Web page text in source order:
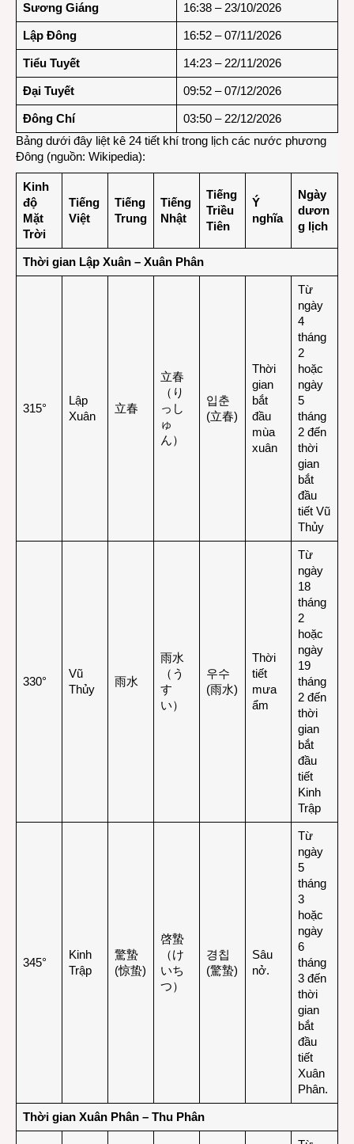
Sương Giáng 16:38 – 23/10/2026
Lập Đông 16:52 – 07/11/2026
Tiểu Tuyết 14:23 – 22/11/2026
Đại Tuyết 09:52 – 07/12/2026
Đông Chí
03:50 – 22/12/2026
Bảng dưới đây liệt kê 24 tiết khí trong lịch các nước phương
Đông (nguồn: Wikipedia):
Kinh
độ
Mặt
Trời
Tiếng
Việt
Tiếng
Trung
Tiếng
Nhật
Tiếng
Triều
Tiên
Ý
nghĩa
Ngày
dươn
g lịch
Thời gian Lập Xuân – Xuân Phân
315°
Lập
Xuân
立春
立春
（り
っし
ゅ
ん）
입춘
(立春)
Thời
gian
bắt
đầu
mùa
xuân
Từ
ngày
4
tháng
2
hoặc
ngày
5
tháng
2 đến
thời
gian
bắt
đầu
tiết Vũ
Thủy
330°
Vũ
Thủy
雨水
雨水
（う
す
い）
우수
(雨水)
Thời
tiết
mưa
ẩm
Từ
ngày
18
tháng
2
hoặc
ngày
19
tháng
2 đến
thời
gian
bắt
đầu
tiết
Kinh
Trập
345°
Kinh
Trập
驚蟄
(惊蛰)
啓蟄
（け
いち
つ）
경칩
(驚蟄)
Sâu
nở.
Từ
ngày
5
tháng
3
hoặc
ngày
6
tháng
3 đến
thời
gian
bắt
đầu
tiết
Xuân
Phân.
Thời gian Xuân Phân – Thu Phân